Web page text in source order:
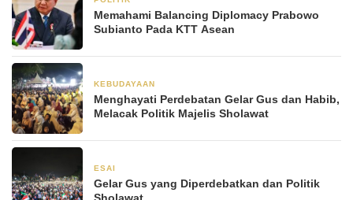
Memahami Balancing Diplomacy Prabowo
Subianto Pada KTT Asean
KEBUDAYAAN
Menghayati Perdebatan Gelar Gus dan Habib,
Melacak Politik Majelis Sholawat
ESAI
Gelar Gus yang Diperdebatkan dan Politik